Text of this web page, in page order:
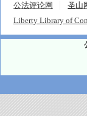
公法评论网 圣山
Liberty Library of